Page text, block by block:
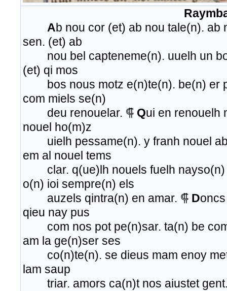
Ab nou cor (et) ab nou tale(n). ab
sen. (et) ab
nou bel capteneme(n). uuelh un
(et) qi mos
bos nous motz e(n)te(n). be(n) er
com miels se(n)
deu renouelar. ⸿ Qui en renouelh
nouel ho(m)z
uielh pessame(n). y franh nouel ab
em al nouel tems
clar. q(ue)lh nouels fuelh nayso(n)
o(n) ioi sempre(n) els
auzels qintra(n) en amar. ⸿ D
qieu nay pus
com nos pot pe(n)sar. ta(n) be
am la ge(n)ser ses
co(n)te(n). se dieus mam enoy met
lam saup
triar. amors ca(n)t nos aiustet